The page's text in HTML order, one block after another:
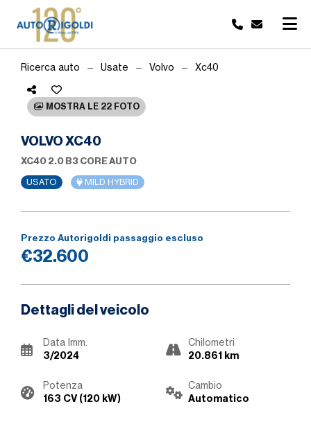
Ricerca auto Usate Volvo Xc40
MOSTRA LE 22 FOTO
VOLVO XC40
XC40 2.0 B3 CORE AUTO
USATO MILD HYBRID
Prezzo Autorigoldi passaggio escluso
€32.600
Dettagli del veicolo
Data Imm.
3/2024
Chilometri
20.861 km
Potenza
163 CV (120 kW)
Cambio
Automatico